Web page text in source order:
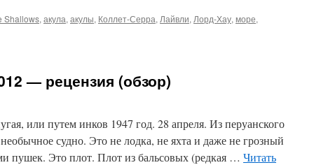
Shallows, акула, акулы, Коллет-Серра, Лайвли, Лорд-Хау, море,
— рецензия (обзор)
или путем инков 1947 год. 28 апреля. Из перуанского
судно. Это не лодка, не яхта и даже не грозный
пушек. Это плот. Плот из бальсовых (редкая … Читать